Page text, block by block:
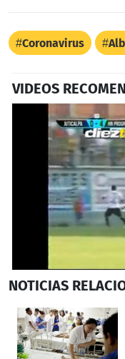
Coronavirus
VIDEOS
seconds
27
seconds
NOTICIAS